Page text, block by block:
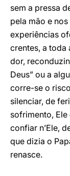
sem a pressa
pela mão e
experiências
crentes, a toda
dor,
Deus” ou a
corre-se o
silenciar, de
sofrimento,
confiar n’Ele,
que dizia o
renasce.